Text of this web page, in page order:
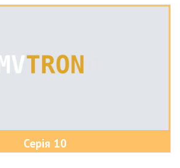
Серія 10